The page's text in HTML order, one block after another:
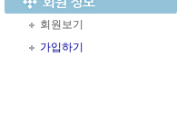
회원보기
가입하기